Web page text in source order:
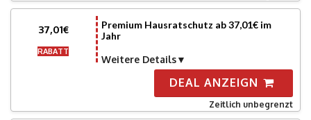
37,01€
RABATT
Premium Hausratschutz ab 37,01€ im
Jahr
Weitere Details
DEAL ANZEIGN
Zeitlich unbegrenzt